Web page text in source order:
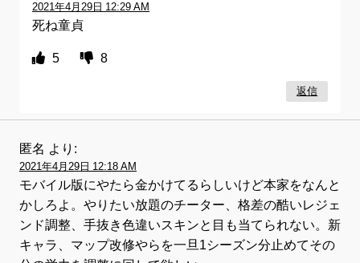
2021年4月29日 12:29 AM
死ね童貞
5 8
返信
匿名 より:
2021年4月29日 12:18 AM
モバイル版にやたら金かけてるらしいけど本家をなんと
かしろよ。やりたい放題のチーター、格差の酷いレジェ
ンド調整、手抜き色違いスキンと目も当てられない。新
キャラ、マップ改修やらを一旦1シーズン分止めてその